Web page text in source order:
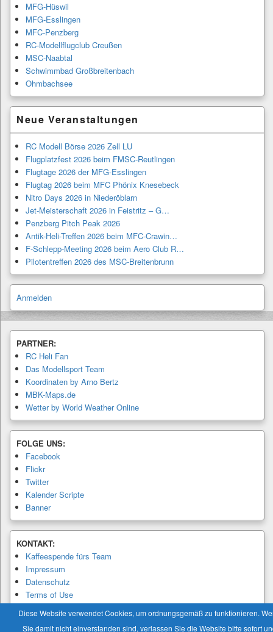
MFG-Hüswil
MFG-Esslingen
MFC-Penzberg
RC-Modellflugclub Creußen
MSC-Naabtal
Schwimmbad Großbreitenbach
Ohmbachsee
Neue Veranstaltungen
RC Modell Börse 2026 Zell LU
Flugplatzfest 2026 beim FMSC-Reutlingen
Flugtage 2026 der MFG-Esslingen
Flugtag 2026 beim MFC Phönix Knesebeck
Nitro Days 2026 in Niederöblarn
Jet-Meisterschaft 2026 in Feistritz – G…
Penzberg Pitch Peak 2026
Antik-Heli-Treffen 2026 beim MFC-Crawin…
F-Schlepp-Meeting 2026 beim Aero Club R…
Pilotentreffen 2026 des MSC-Breitenbrunn
Anmelden
PARTNER:
RC Heli Fan
Das Modellsport Team
Koordinaten by Arno Bertz
MBK-Maps.de
Wetter by World Weather Online
FOLGE UNS:
Facebook
Flickr
Twitter
Kalender Scripte
Banner
KONTAKT:
Kaffeespende fürs Team
Impressum
Datenschutz
Terms of Use
Privacy Policy
Diese Website verwendet Cookies, um ordnungsgemäß zu funktionieren.
Sie damit nicht einverstanden sind, verlassen Sie die Website bitte sofort